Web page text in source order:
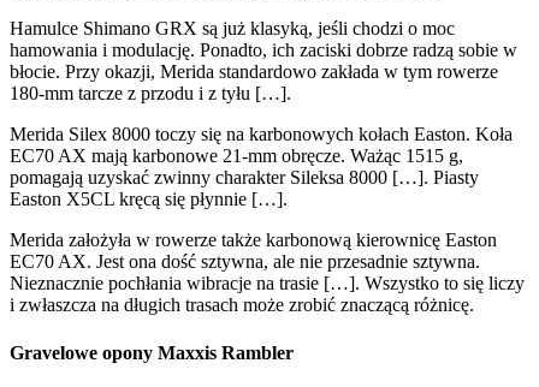
Hamulce Shimano GRX są już klasyką, jeśli chodzi o moc
hamowania i modulację. Ponadto, ich zaciski dobrze radzą sobie w
błocie. Przy okazji, Merida standardowo zakłada w tym rowerze
180-mm tarcze z przodu i z tyłu […].
Merida Silex 8000 toczy się na karbonowych kołach Easton. Koła
EC70 AX mają karbonowe 21-mm obręcze. Ważąc 1515 g,
pomagają uzyskać zwinny charakter Sileksa 8000 […]. Piasty
Easton X5CL kręcą się płynnie […].
Merida założyła w rowerze także karbonową kierownicę Easton
EC70 AX. Jest ona dość sztywna, ale nie przesadnie sztywna.
Nieznacznie pochłania wibracje na trasie […]. Wszystko to się liczy
i zwłaszcza na długich trasach może zrobić znaczącą różnicę.
Gravelowe opony Maxxis Rambler